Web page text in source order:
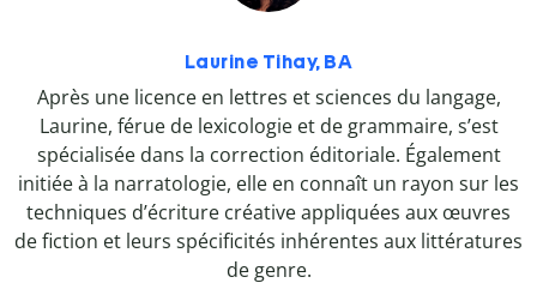
Laurine Tihay, BA
Après une licence en lettres et sciences du langage,
Laurine, férue de lexicologie et de grammaire, s’est
spécialisée dans la correction éditoriale. Également
initiée à la narratologie, elle en connaît un rayon sur les
techniques d’écriture créative appliquées aux œuvres
de fiction et leurs spécificités inhérentes aux littératures
de genre.